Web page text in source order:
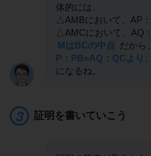
体的には、
△AMBにおいて、AP
△AMCにおいて、AQ
MはBCの中点
だから
P：PB=AQ：QCより
になるね。
証明を書いていこう